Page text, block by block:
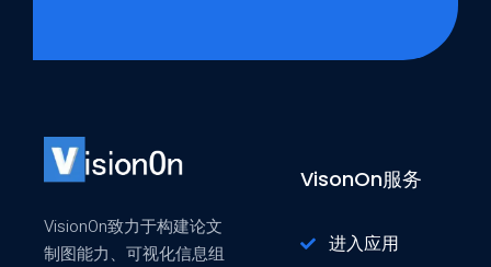
VisionOn致力于构建论文
制图能力、可视化信息组
VisonOn服务
进入应用